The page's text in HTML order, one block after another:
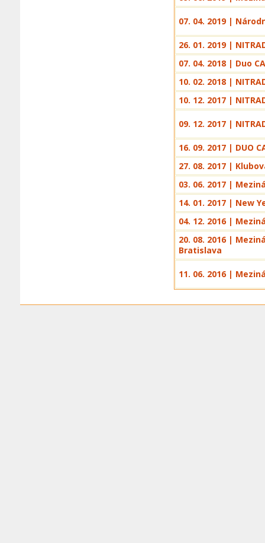
07. 04. 2019 |
26. 01. 2019 |
07. 04. 2018 | Duo
10. 02. 2018 |
10. 12. 2017 |
09. 12. 2017 |
16. 09. 2017 | DUO
27. 08. 2017 |
03. 06. 2017 |
14. 01. 2017 | New
04. 12. 2016 |
20. 08. 2016 |
Bratislava
11. 06. 2016 |